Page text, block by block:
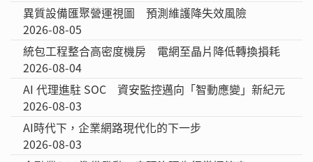
異質設備匯聚營運視圖 預測維護降失效風險
2026-08-05
統包工程整合高密度機房 電網至晶片降低轉換損耗
2026-08-04
AI 代理進駐 SOC 資安監控邁向「智動應變」新紀元
2026-08-03
AI時代下，企業網路現代化的下一步
2026-08-03